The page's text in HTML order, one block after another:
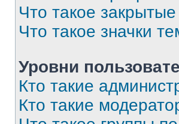
Что такое
Что такое значки
Уровни
Кто такие
Кто такие